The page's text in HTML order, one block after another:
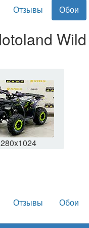
Отзывы Обои
Wild
Отзывы Обои